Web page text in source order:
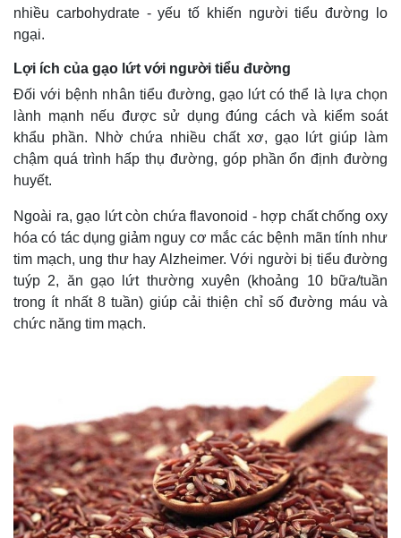
nhiều carbohydrate - yếu tố khiến người tiểu đường lo
ngại.
Lợi ích của gạo lứt với người tiểu đường
Đối với bệnh nhân tiểu đường, gạo lứt có thể là lựa chọn
lành mạnh nếu được sử dụng đúng cách và kiểm soát
khẩu phần. Nhờ chứa nhiều chất xơ, gạo lứt giúp làm
chậm quá trình hấp thụ đường, góp phần ổn định đường
huyết.
Ngoài ra, gạo lứt còn chứa flavonoid - hợp chất chống oxy
hóa có tác dụng giảm nguy cơ mắc các bệnh mãn tính như
tim mạch, ung thư hay Alzheimer. Với người bị tiểu đường
tuýp 2, ăn gạo lứt thường xuyên (khoảng 10 bữa/tuần
trong ít nhất 8 tuần) giúp cải thiện chỉ số đường máu và
chức năng tim mạch.